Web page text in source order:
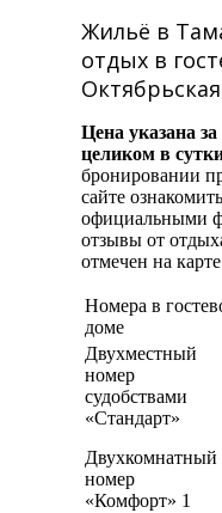
Жильё в
отдых в
Цена указана
целиком в
бронировании
сайте
официальными
отзывы от
отмечен на
Номера в
доме
Двухместный
номер
судобствами
«Стандарт»
Двухкомнатный
номер
«Комфорт» 1